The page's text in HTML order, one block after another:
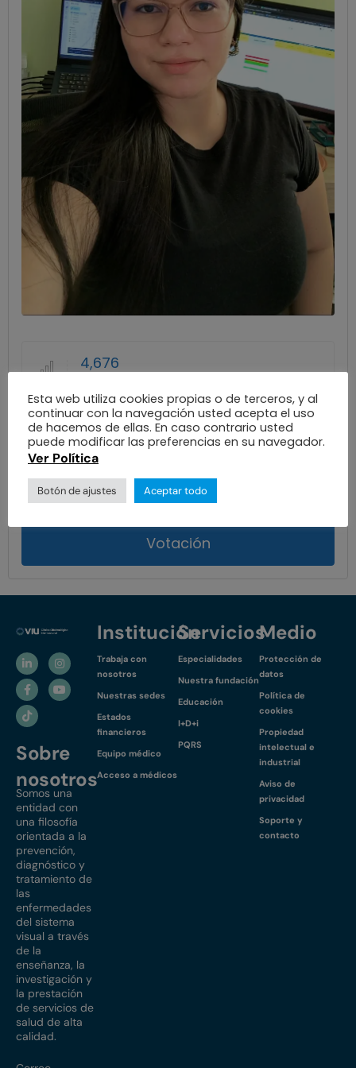
4,676
7,793
VISTAS
7 meses
DESDE SU PUBLICACIÓN
Votación
Sobre
nosotros
Somos una
entidad con
una filosofía
orientada a la
prevención,
diagnóstico y
tratamiento de
las
enfermedades
del sistema
visual a través
de la
enseñanza, la
investigación y
la prestación
de servicios de
salud de alta
calidad.
Institución
Trabaja con
nosotros
Nuestras sedes
Estados
financieros
Equipo médico
Acceso a médicos
Servicios
Especialidades
Nuestra fundación
Educación
I+D+i
PQRS
Medio
Protección de
datos
Política de
cookies
Propiedad
intelectual e
industrial
Aviso de
privacidad
Soporte y
contacto
Esta web utiliza cookies propias o de terceros, y al
continuar con la navegación usted acepta el uso
de hacemos de ellas. En caso contrario usted
puede modificar las preferencias en su navegador.
Ver Política
Botón de ajustes Aceptar todo